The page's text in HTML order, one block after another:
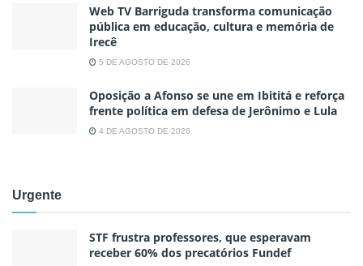
Web TV Barriguda transforma comunicação
pública em educação, cultura e memória de
Irecê
5 DE AGOSTO DE 2026
Oposição a Afonso se une em Ibititá e reforça
frente política em defesa de Jerônimo e Lula
4 DE AGOSTO DE 2026
Urgente
STF frustra professores, que esperavam
receber 60% dos precatórios Fundef